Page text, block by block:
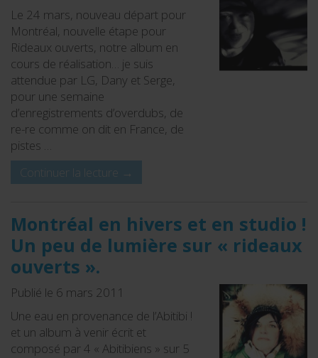
Le 24 mars, nouveau départ pour
Montréal, nouvelle étape pour
Rideaux ouverts, notre album en
cours de réalisation… je suis
attendue par LG, Dany et Serge,
pour une semaine
d’enregistrements d’overdubs, de
re-re comme on dit en France, de
pistes …
Continuer la lecture
→
Montréal en hivers et en studio !
Un peu de lumière sur « rideaux
ouverts ».
Publié le 6 mars 2011
Une eau en provenance de l’Abitibi !
et un album à venir écrit et
composé par 4 « Abitibiens » sur 5